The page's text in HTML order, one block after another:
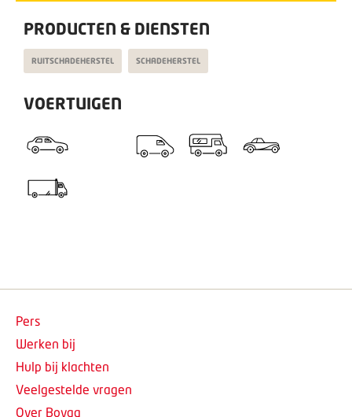
PRODUCTEN & DIENSTEN
RUITSCHADEHERSTEL SCHADEHERSTEL
VOERTUIGEN
Pers
Werken bij
Hulp bij klachten
Veelgestelde vragen
Over Bovag